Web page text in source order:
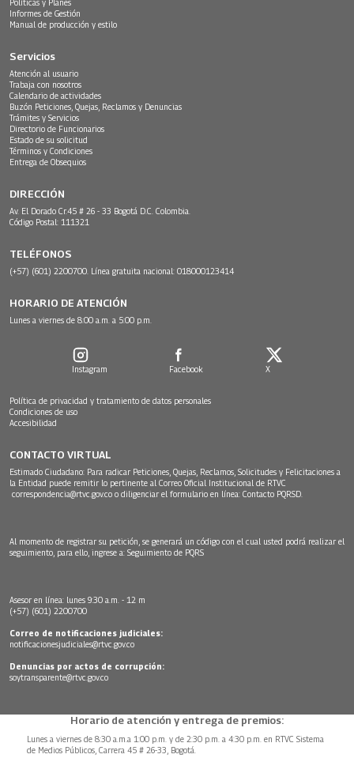
Políticas y Planes
Informes de Gestión
Manual de producción y estilo
Servicios
Atención al usuario
Trabaja con nosotros
Calendario de actividades
Buzón Peticiones, Quejas, Reclamos y Denuncias
Trámites y Servicios
Directorio de Funcionarios
Estado de su solicitud
Términos y Condiciones
Entrega de Obsequios
DIRECCIÓN
Av. El Dorado Cr.45 # 26 - 33 Bogotá D.C. Colombia.
Código Postal: 111321
TELÉFONOS
(+57) (601) 2200700. Línea gratuita nacional: 018000123414
HORARIO DE ATENCIÓN
Lunes a viernes de 8:00 a.m. a 5:00 p.m.
Instagram Facebook X
Política de privacidad y tratamiento de datos personales
Condiciones de uso
Accesibilidad
CONTACTO VIRTUAL
Estimado Ciudadano: Para radicar Peticiones, Quejas, Reclamos, Solicitudes y Felicitaciones a
la Entidad puede remitir lo pertinente al Correo Oficial Institucional de RTVC
correspondencia@rtvc.gov.co o diligenciar el formulario en línea: Contacto PQRSD.
Al momento de registrar su petición, se generará un código con el cual usted podrá realizar el
seguimiento, para ello, ingrese a: Seguimiento de PQRS
Asesor en línea: lunes 9:30 a.m. - 12 m
(+57) (601) 2200700
Correo de notificaciones judiciales:
notificacionesjudiciales@rtvc.gov.co
Denuncias por actos de corrupción:
soytransparente@rtvc.gov.co
Horario de atención y entrega de premios:
Lunes a viernes de 8:30 a.m.a 1:00 p.m. y de 2:30 p.m. a 4:30 p.m. en RTVC Sistema
de Medios Públicos, Carrera 45 # 26-33, Bogotá.